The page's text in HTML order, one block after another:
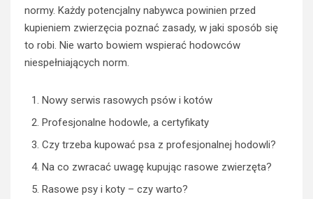
normy. Każdy potencjalny nabywca powinien przed
kupieniem zwierzęcia poznać zasady, w jaki sposób się
to robi. Nie warto bowiem wspierać hodowców
niespełniających norm.
Nowy serwis rasowych psów i kotów
Profesjonalne hodowle, a certyfikaty
Czy trzeba kupować psa z profesjonalnej hodowli?
Na co zwracać uwagę kupując rasowe zwierzęta?
Rasowe psy i koty – czy warto?